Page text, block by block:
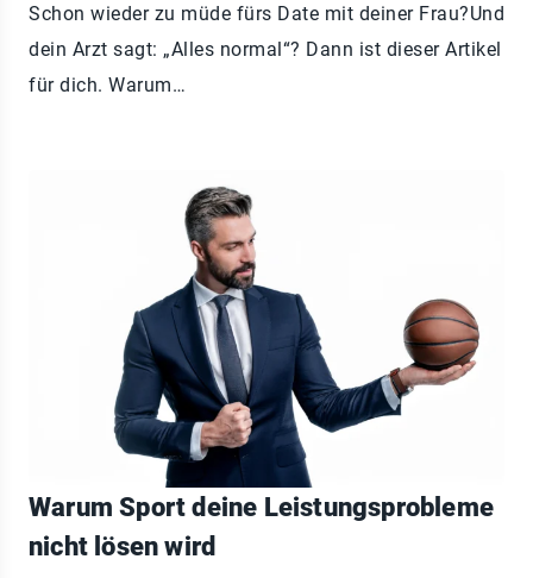
Schon wieder zu müde fürs Date mit deiner Frau?Und
dein Arzt sagt: „Alles normal“? Dann ist dieser Artikel
für dich. Warum…
Warum Sport deine Leistungsprobleme
nicht lösen wird